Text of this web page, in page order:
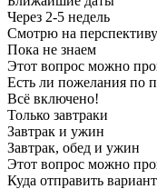
Через 2-5 недель
Смотрю на перспективу
Пока не знаем
Этот вопрос можно
Есть ли пожелания по
Всё включено!
Только завтраки
Завтрак и ужин
Завтрак, обед и ужин
Этот вопрос можно
Куда отправить